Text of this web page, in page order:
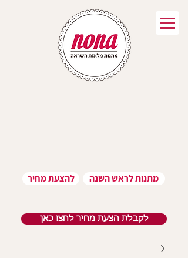
להצעת מחיר מתנות לראש השנה
לקבלת הצעת מחיר לחצו כאן